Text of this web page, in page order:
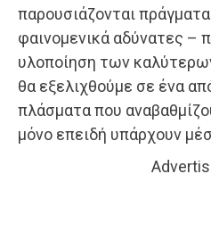
παρουσιάζονται
φαινομενικά αδύνατες –
υλοποίηση των
θα εξελιχθούμε σε ένα
πλάσματα που
μόνο επειδή υπάρχουν